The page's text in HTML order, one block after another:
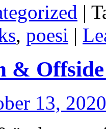
|
, poesi |
&
13, 2020